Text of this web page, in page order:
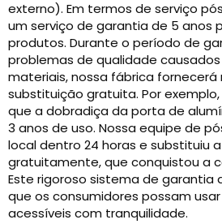
externo). Em termos de serviço
um serviço de garantia de 5 anos
produtos. Durante o período de
problemas de qualidade
materiais, nossa fábrica
substituição gratuita. Por
que a dobradiça da porta de
3 anos de uso. Nossa equipe de
local dentro 24 horas e substituiu
gratuitamente, que conquistou a
Este rigoroso sistema de garantia
que os consumidores possam
acessíveis com tranquilidade.